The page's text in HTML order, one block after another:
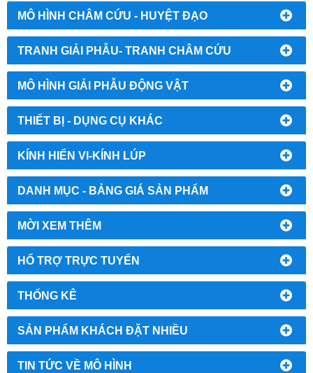
MÔ HÌNH CHÂM CỨU - HUYỆT ĐẠO
TRANH GIẢI PHẪU- TRANH CHÂM CỨU
MÔ HÌNH GIẢI PHẪU ĐỘNG VẬT
THIẾT BỊ - DỤNG CỤ KHÁC
KÍNH HIỂN VI-KÍNH LÚP
DANH MỤC - BẢNG GIÁ SẢN PHẨM
MỜI XEM THÊM
HỔ TRỢ TRỰC TUYẾN
THỐNG KÊ
SẢN PHẨM KHÁCH ĐẶT NHIỀU
TIN TỨC VỀ MÔ HÌNH